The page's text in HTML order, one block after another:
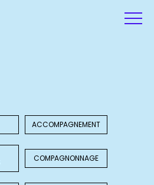
ACCOMPAGNEMENT
COMPAGNONNAGE